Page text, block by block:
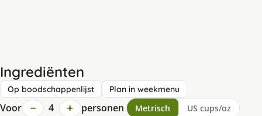
Ingrediënten
Op boodschappenlijst Plan in weekmenu
Voor − 4 + personen Metrisch US cups/oz